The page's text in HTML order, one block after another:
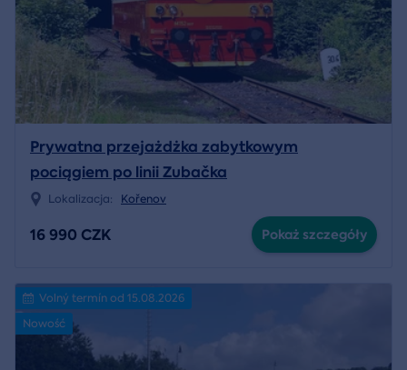
Prywatna przejażdżka zabytkowym
pociągiem po linii Zubačka
Lokalizacja: Kořenov
16 990 CZK Pokaż szczegóły
Volný termín od 15.08.2026
Nowość